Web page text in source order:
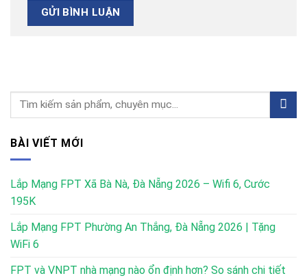
BÀI VIẾT MỚI
Lắp Mạng FPT Xã Bà Nà, Đà Nẵng 2026 – Wifi 6, Cước
195K
Lắp Mạng FPT Phường An Thắng, Đà Nẵng 2026 | Tặng
WiFi 6
FPT và VNPT nhà mạng nào ổn định hơn? So sánh chi tiết